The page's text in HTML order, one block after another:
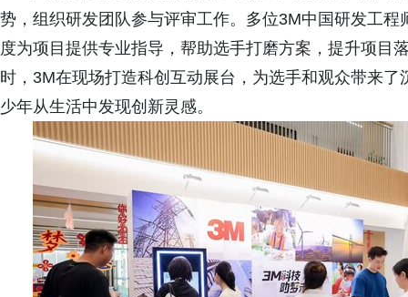
势，组织研发团队参与评审工作。多位3M中国研发工
度为项目提供专业指导，帮助选手打磨方案，提升项目
时，3M在现场打造科创互动展台，为选手和观众带来
少年从生活中发现创新灵感。